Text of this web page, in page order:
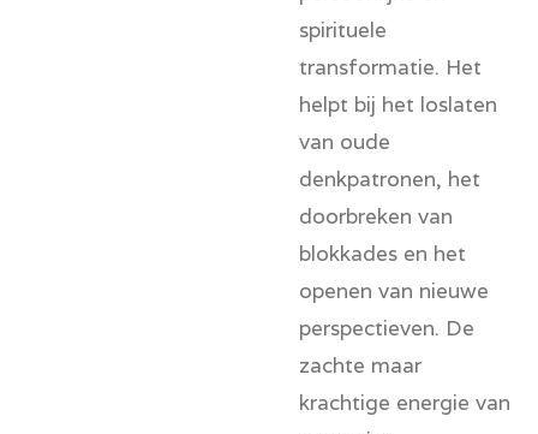
spirituele
transformatie. Het
helpt bij het loslaten
van oude
denkpatronen, het
doorbreken van
blokkades en het
openen van nieuwe
perspectieven. De
zachte maar
krachtige energie van